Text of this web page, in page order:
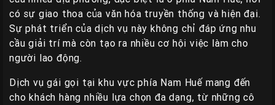
có sự giao thoa của văn hóa truyền thống và hiện đại.
Sự phát triển của dịch vụ này không chỉ đáp ứng nhu
cầu giải trí mà còn tạo ra nhiều cơ hội việc làm cho
người lao động.
Dịch vụ gái gọi tại khu vực phía Nam Huế mang đến
cho khách hàng nhiều lựa chọn đa dạng, từ những cô